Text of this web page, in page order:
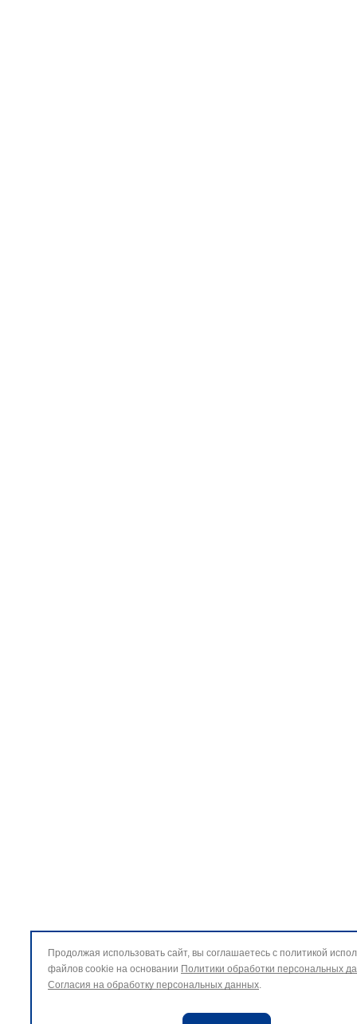
Продолжая использовать сайт, вы соглашаетесь с политикой
файлов cookie на основании Политики обработки персональных
Согласия на обработку персональных данных.